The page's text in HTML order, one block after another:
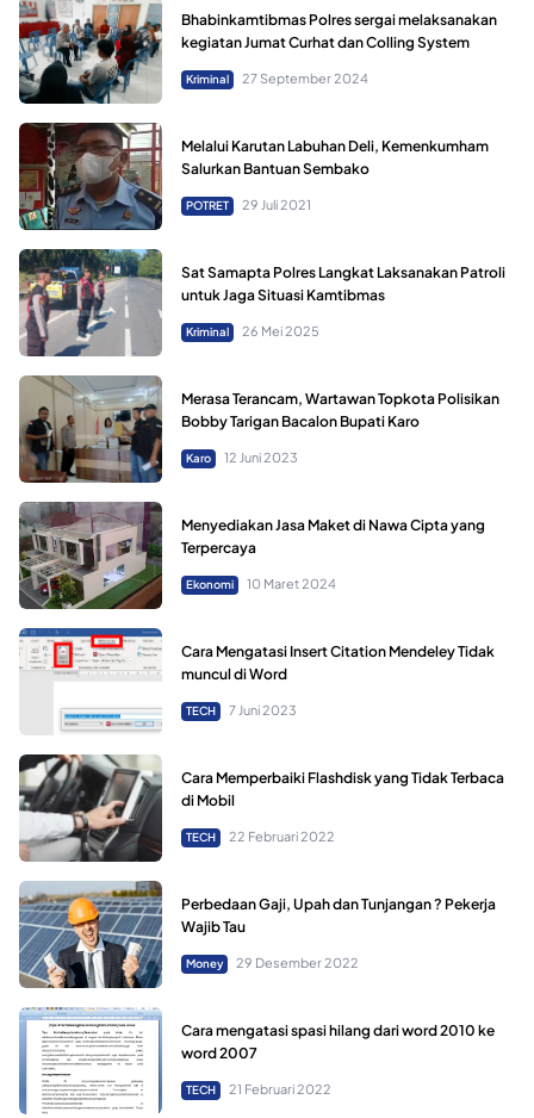
Bhabinkamtibmas Polres sergai melaksanakan
kegiatan Jumat Curhat dan Colling System
Kriminal 27 September 2024
Melalui Karutan Labuhan Deli, Kemenkumham
Salurkan Bantuan Sembako
POTRET 29 Juli 2021
Sat Samapta Polres Langkat Laksanakan Patroli
untuk Jaga Situasi Kamtibmas
Kriminal 26 Mei 2025
Merasa Terancam, Wartawan Topkota Polisikan
Bobby Tarigan Bacalon Bupati Karo
Karo 12 Juni 2023
Menyediakan Jasa Maket di Nawa Cipta yang
Terpercaya
Ekonomi 10 Maret 2024
Cara Mengatasi Insert Citation Mendeley Tidak
muncul di Word
TECH 7 Juni 2023
Cara Memperbaiki Flashdisk yang Tidak Terbaca
di Mobil
TECH 22 Februari 2022
Perbedaan Gaji, Upah dan Tunjangan ? Pekerja
Wajib Tau
Money 29 Desember 2022
Cara mengatasi spasi hilang dari word 2010 ke
word 2007
TECH 21 Februari 2022